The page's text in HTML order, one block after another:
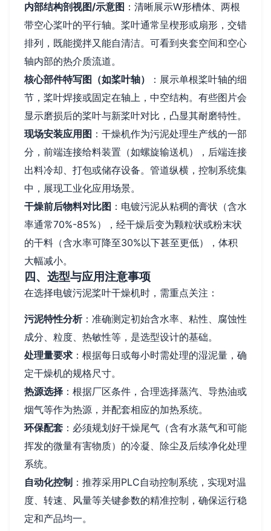
内部结构剖视图/示意图 ：清晰展示W形槽体、两根
带空心桨叶的平行轴。桨叶通常呈楔形或扇形，交错
排列，既能搅拌又能自清洁。可看到夹套空间和空心
轴内部的热介质流道。
核心部件特写图（如桨叶轴）
：展示单根桨叶轴的细
节，桨叶焊接或固定在轴上，中空结构。有些图片会
显示磨损后的桨叶与新桨叶对比，凸显其耐磨特性。
现场安装应用图 ：干燥机作为污泥处理生产线的一部
分，前端连接给料装置（如螺旋输送机），后端连接
出料冷却、打包或储存设备。管道纵横，控制系统集
中，展现工业化应用场景。
干燥前后物料对比图 ：电镀污泥从粘稠的膏状（含水
率通常70%-85%），经干燥后变为颗粒状或粉末状
的干料（含水率可降至30%以下甚至更低），体积
大幅减小。
四、选型与应用注意事项
在选择电镀污泥桨叶干燥机时，需重点关注：
污泥特性分析：准确测定初始含水率、粘性、腐蚀性
成分、粒度、热敏性等，是选型设计的基础。
处理量要求 ：根据每日或每小时需处理的湿泥量，确
定干燥机的规格尺寸。
热源选择 ：根据厂区条件，合理选择蒸汽、导热油或
烟气等作为热源，并配套相应的加热系统。
环保配套 ：必须规划好干燥尾气（含有水蒸气和可能
挥发的微量有害物质）的冷凝、除尘及后续净化处理
系统。
自动化控制 ：推荐采用PLC自动控制系统，实现对温
度、转速、风量等关键参数的精准控制，确保运行稳
定和产品均一。